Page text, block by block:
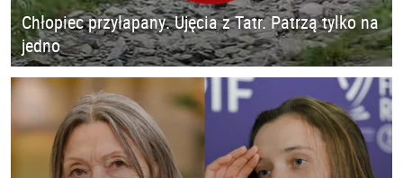
Chłopiec przyłapany. Ujęcia z Tatr. Patrzą tylko na
jedno